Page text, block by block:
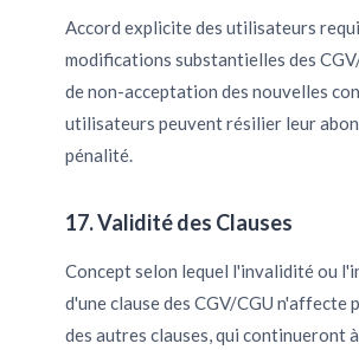
Accord explicite des utilisateurs
modifications substantielles des
de non-acceptation des nouvelles
utilisateurs peuvent résilier leur
pénalité.
17. Validité des Clauses
Concept selon lequel l'invalidité ou
d'une clause des CGV/CGU n'affecte
des autres clauses, qui continueront